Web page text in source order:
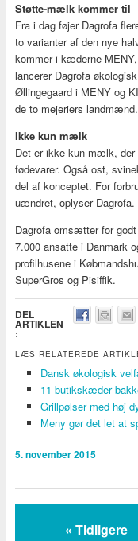
Støtte-mælk kommer til
Fra i dag føjer Dagrofa
to varianter af den nye
kommer i kæderne
lancerer Dagrofa
Øllingegaard i MENY og
de to mejeriers landmænd.
Ikke kun mælk
Det er ikke kun mælk, der
fødevarer. Også ost,
del af konceptet. For
uændret, oplyser Dagrofa.
Dagrofa omsætter for
7.000 ansatte i Danmark
profilhusene i
SuperGros og Pisiffik.
DEL
ARTIKLEN
:
LÆS RELATEREDE
Dansk økologisk
11 butikskæder
Grillpølser med høj
Meny gør det let at
5. november 2015
« Tidligere